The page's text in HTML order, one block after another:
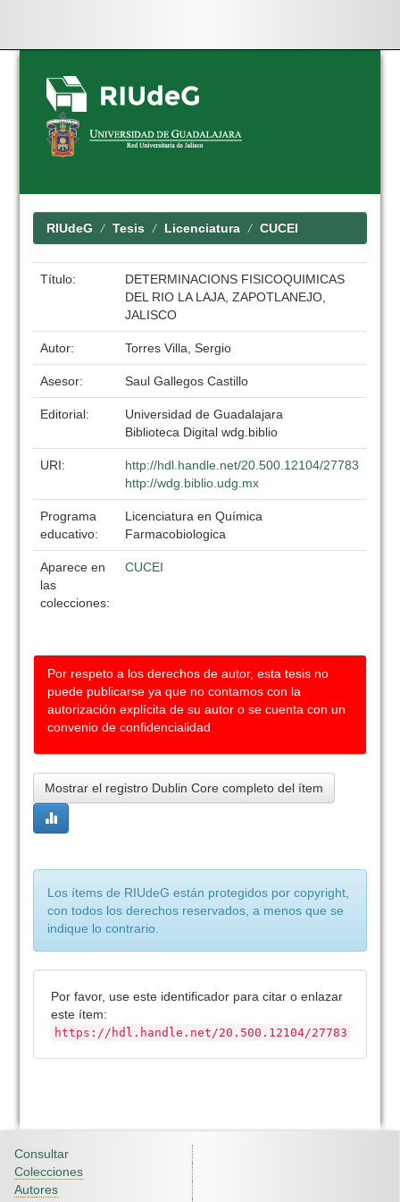
Skip
navigation
RIUdeG Tesis Licenciatura CUCEI
Título:
DETERMINACIONS FISICOQUIMICAS
DEL RIO LA LAJA, ZAPOTLANEJO,
JALISCO
Autor: Torres Villa, Sergio
Asesor: Saul Gallegos Castillo
Editorial:
Universidad de Guadalajara
Biblioteca Digital wdg.biblio
URI:
http://hdl.handle.net/20.500.12104/27783
http://wdg.biblio.udg.mx
Programa
educativo:
Licenciatura en Química
Farmacobiologica
Aparece en
las
colecciones:
CUCEI
Por respeto a los derechos de autor, esta tesis no
puede publicarse ya que no contamos con la
autorización explícita de su autor o se cuenta con un
convenio de confidencialidad
Mostrar el registro Dublin Core completo del ítem
Los ítems de RIUdeG están protegidos por copyright,
con todos los derechos reservados, a menos que se
indique lo contrario.
Por favor, use este identificador para citar o enlazar
este ítem:
https://hdl.handle.net/20.500.12104/27783
Consultar
Colecciones
Autores